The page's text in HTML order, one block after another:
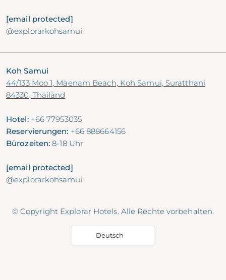
[email protected]
@explorarkohsamui
Koh Samui
44/133 Moo 1, Maenam Beach, Koh Samui, Suratthani
84330, Thailand
Hotel: +66 77953035
Reservierungen: +66 888664156
Bürozeiten: 8-18 Uhr
[email protected]
@explorarkohsamui
© Copyright Explorar Hotels. Alle Rechte vorbehalten.
Deutsch